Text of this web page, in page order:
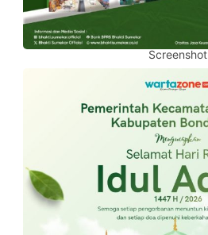
Screenshot